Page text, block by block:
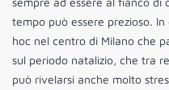
tempo può essere prezioso.
hoc nel centro di Milano che
sul periodo natalizio, che tra
può rivelarsi anche molto